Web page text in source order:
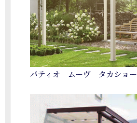
パティオ ムーヴ タカショー